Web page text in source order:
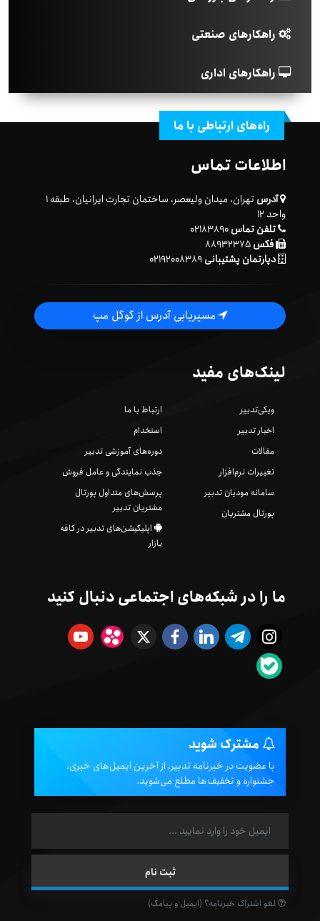
راهکارهای صنعتی
راهکارهای اداری
راه‌های ارتباطی با ما
اطلاعات تماس
آدرس
تهران، میدان ولیعصر، ساختمان تجارت ایرانیان، طبقه ۱
واحد ۱۲
تلفن تماس۰۲۱۸۳۸۹۰
فکس
دپارتمان پشتیبانی۰۲۱۹۲۰۰۸۳۸۹
مسیریابی آدرس از گوگل مپ
لینک‌های مفید
ویکی‌تدبیر
اخبار تدبیر
مقالات
تغییرات نرم‌افزار
سامانه مودیان تدبیر
پورتال مشتریان
ارتباط با ما
استخدام
دوره‌های آموزشی تدبیر
جذب نمایندگی و عامل فروش
پرسش‌های متداول پورتال
مشتریان تدبیر
اپلیکیشن‌های تدبیر در کافه
بازار
ما را در شبکه‌های اجتماعی دنبال کنید
مشترک شوید
با عضویت در خبرنامه تدبیر، از آخرین ایمیل‌های خبری،
جشنواره و تخفیف‌ها مطلع می‌شوید.
لغو اشتراک خبرنامه؟ (ایمیل و پیامک)